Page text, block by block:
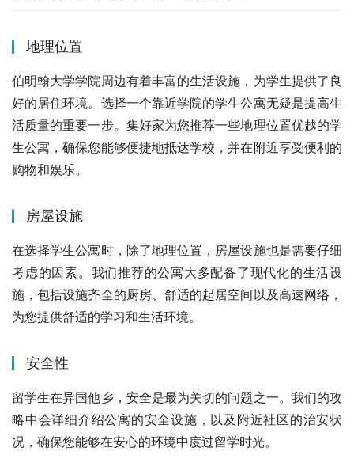
地理位置
伯明翰大学学院周边有着丰富的生活设施，为学生提供了良
好的居住环境。选择一个靠近学院的学生公寓无疑是提高生
活质量的重要一步。集好家为您推荐一些地理位置优越的学
生公寓，确保您能够便捷地抵达学校，并在附近享受便利的
购物和娱乐。
房屋设施
在选择学生公寓时，除了地理位置，房屋设施也是需要仔细
考虑的因素。我们推荐的公寓大多配备了现代化的生活设
施，包括设施齐全的厨房、舒适的起居空间以及高速网络，
为您提供舒适的学习和生活环境。
安全性
留学生在异国他乡，安全是最为关切的问题之一。我们的攻
略中会详细介绍公寓的安全设施，以及附近社区的治安状
况，确保您能够在安心的环境中度过留学时光。